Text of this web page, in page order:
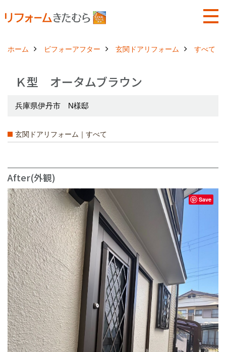
ホーム ビフォーアフター 玄関ドアリフォーム すべて
Ｋ型 オータムブラウン
兵庫県伊丹市 N様邸
玄関ドアリフォーム｜すべて
After(外観)
Save